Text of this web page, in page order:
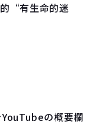
“有生命的迷
の概要欄